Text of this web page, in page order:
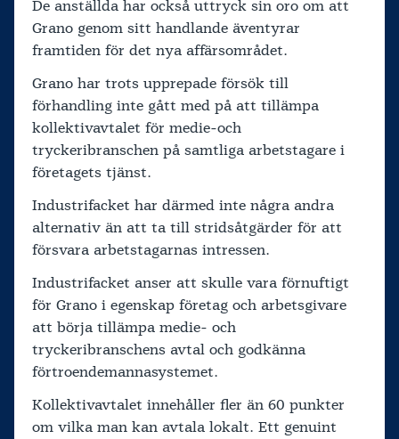
De anställda har också uttryck sin oro om att
Grano genom sitt handlande äventyrar
framtiden för det nya affärsområdet.
Grano har trots upprepade försök till
förhandling inte gått med på att tillämpa
kollektivavtalet för medie-och
tryckeribranschen på samtliga arbetstagare i
företagets tjänst.
Industrifacket har därmed inte några andra
alternativ än att ta till stridsåtgärder för att
försvara arbetstagarnas intressen.
Industrifacket anser att skulle vara förnuftigt
för Grano i egenskap företag och arbetsgivare
att börja tillämpa medie- och
tryckeribranschens avtal och godkänna
förtroendemannasystemet.
Kollektivavtalet innehåller fler än 60 punkter
om vilka man kan avtala lokalt. Ett genuint